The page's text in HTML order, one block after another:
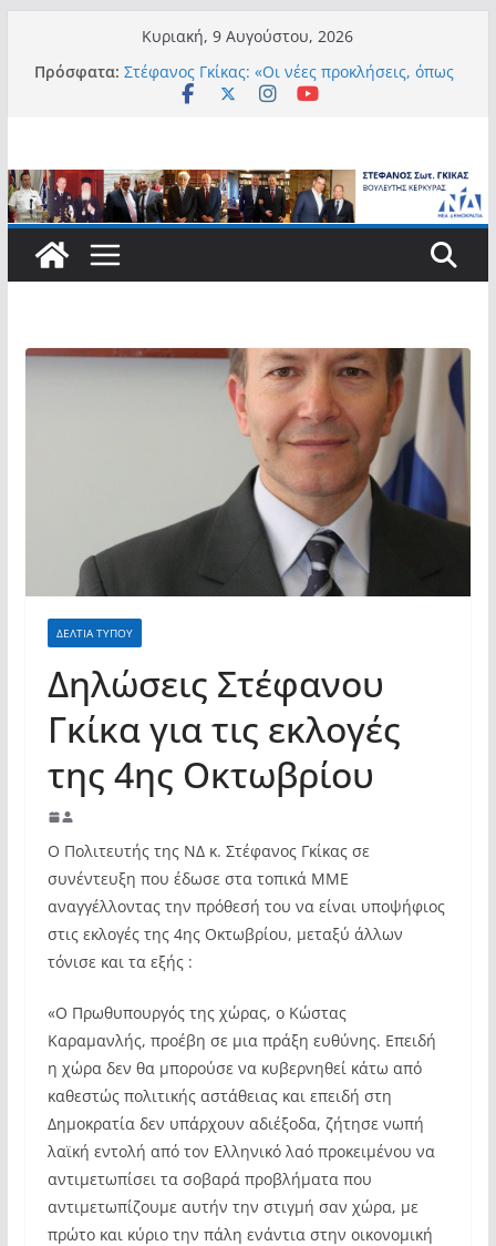
περιεχόμενο
Κυριακή, 9 Αυγούστου, 2026
Πρόσφατα: Στέφανος Γκίκας: «Οι νέες προκλήσεις, όπως
η τεχνητή νοημοσύνη, η κλιματική κρίση, η
απαντήσεις»
Στέφανος Γκίκας:
Στέφανος Γκίκας:
Στέφανος Γκίκας: «Η πρωτοβουλία “Smart
καθημερινότητάς τους»
Στέφανος Γκίκας: «Καλωσορίζω θερμά τους
911 νέους φοιτητές που επέλεξαν τα 6
Τμήματα της Κέρκυρας για τις σπουδές
ΔΕΛΤΙΑ ΤΥΠΟΥ
Δηλώσεις Στέφανου
Γκίκα για τις εκλογές
της 4ης Οκτωβρίου
Ο Πολιτευτής της ΝΔ κ. Στέφανος Γκίκας σε
συνέντευξη που έδωσε στα τοπικά ΜΜΕ
αναγγέλλοντας την πρόθεσή του να είναι υποψήφιος
στις εκλογές της 4ης Οκτωβρίου, μεταξύ άλλων
τόνισε και τα εξής :
«Ο Πρωθυπουργός της χώρας, ο Κώστας
Καραμανλής, προέβη σε μια πράξη ευθύνης. Επειδή
η χώρα δεν θα μπορούσε να κυβερνηθεί κάτω από
καθεστώς πολιτικής αστάθειας και επειδή στη
Δημοκρατία δεν υπάρχουν αδιέξοδα, ζήτησε νωπή
λαϊκή εντολή από τον Ελληνικό λαό προκειμένου να
αντιμετωπίσει τα σοβαρά προβλήματα που
αντιμετωπίζουμε αυτήν την στιγμή σαν χώρα, με
πρώτο και κύριο την πάλη ενάντια στην οικονομική